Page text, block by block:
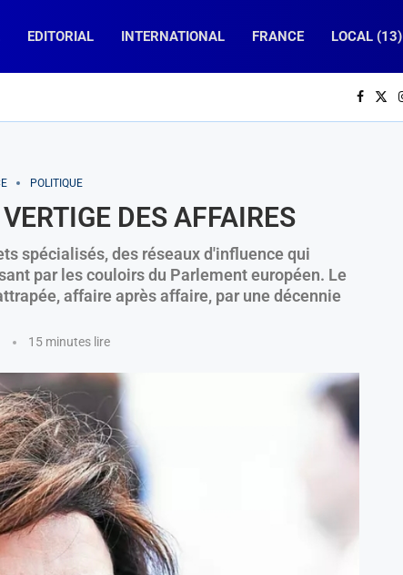
EDITORIAL INTERNATIONAL FRANCE LOCAL (13)
La France Insoumise », des chemins...
ministre de Djibouti
un mouton de...
ailleurs…) ?
POLITIQUE
DES AFFAIRES
spécialisés, des réseaux d'influence qui
par les couloirs du Parlement européen. Le
affaire après affaire, par une décennie
15 minutes lire